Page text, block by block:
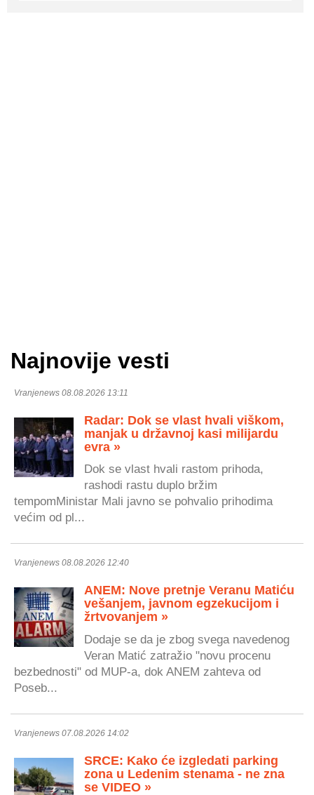
Najnovije vesti
Vranjenews 08.08.2026 13:11
Radar: Dok se vlast hvali viškom,
manjak u državnoj kasi milijardu
evra »
Dok se vlast hvali rastom prihoda,
rashodi rastu duplo bržim
tempomMinistar Mali javno se pohvalio prihodima
većim od pl...
Vranjenews 08.08.2026 12:40
ANEM: Nove pretnje Veranu Matiću
vešanjem, javnom egzekucijom i
žrtvovanjem »
Dodaje se da je zbog svega navedenog
Veran Matić zatražio "novu procenu
bezbednosti" od MUP-a, dok ANEM zahteva od
Poseb...
Vranjenews 07.08.2026 14:02
SRCE: Kako će izgledati parking
zona u Ledenim stenama - ne zna
se VIDEO »